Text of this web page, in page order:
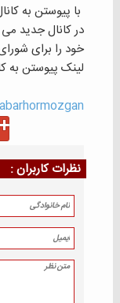
با پیوستن به
در کانال جدید می
خود را برای
لینک پیوستن به
نظرات كاربران :